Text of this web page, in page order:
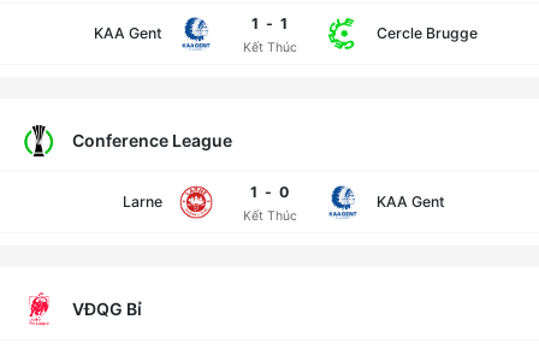
KAA Gent
Kết Thúc
1 - 1
Cercle Brugge
Conference League
Larne
Kết Thúc
1 - 0
KAA Gent
VĐQG Bỉ